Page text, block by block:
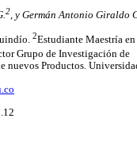
2, y Germán Antonio Giraldo
2Estudiante Maestría en
Grupo de Investigación de
nuevos Productos.